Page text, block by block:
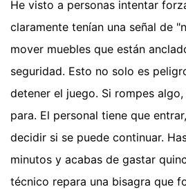
He visto a personas intentar
claramente tenían una señal de
mover muebles que están
seguridad. Esto no solo es
detener el juego. Si rompes
para. El personal tiene que
decidir si se puede continuar.
minutos y acabas de gastar
técnico repara una bisagra que